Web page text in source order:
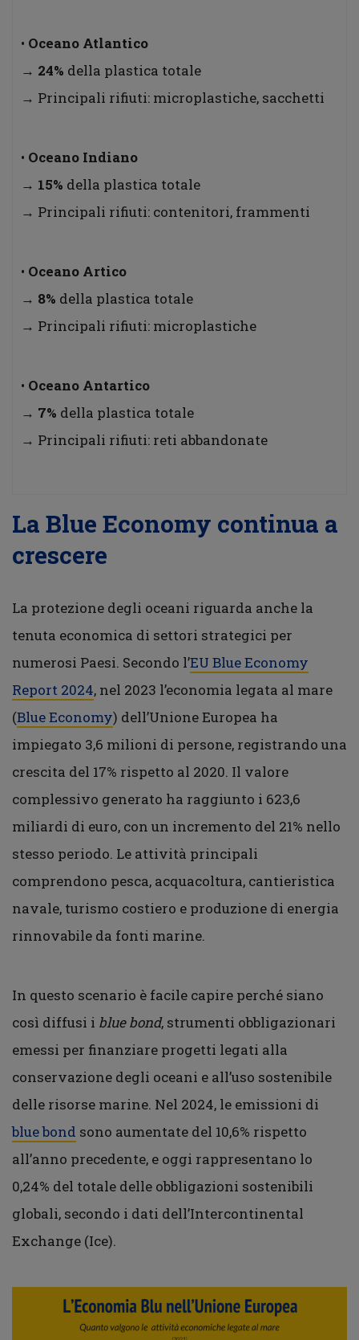
• Oceano Atlantico
→ 24% della plastica totale
→ Principali rifiuti: microplastiche, sacchetti
• Oceano Indiano
→ 15% della plastica totale
→ Principali rifiuti: contenitori, frammenti
• Oceano Artico
→ 8% della plastica totale
→ Principali rifiuti: microplastiche
• Oceano Antartico
→ 7% della plastica totale
→ Principali rifiuti: reti abbandonate
La Blue Economy continua a
crescere
La protezione degli oceani riguarda anche la
tenuta economica di settori strategici per
numerosi Paesi. Secondo l’EU Blue Economy
Report 2024, nel 2023 l’economia legata al mare
(Blue Economy) dell’Unione Europea ha
impiegato 3,6 milioni di persone, registrando una
crescita del 17% rispetto al 2020. Il valore
complessivo generato ha raggiunto i 623,6
miliardi di euro, con un incremento del 21% nello
stesso periodo. Le attività principali
comprendono pesca, acquacoltura, cantieristica
navale, turismo costiero e produzione di energia
rinnovabile da fonti marine.
In questo scenario è facile capire perché siano
così diffusi i blue bond, strumenti obbligazionari
emessi per finanziare progetti legati alla
conservazione degli oceani e all’uso sostenibile
delle risorse marine. Nel 2024, le emissioni di
blue bond sono aumentate del 10,6% rispetto
all’anno precedente, e oggi rappresentano lo
0,24% del totale delle obbligazioni sostenibili
globali, secondo i dati dell’Intercontinental
Exchange (Ice).